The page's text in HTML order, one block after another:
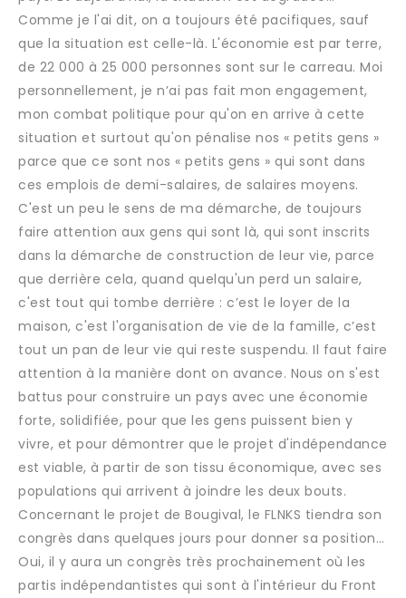
Comme je l'ai dit, on a toujours été pacifiques, sauf
que la situation est celle-là. L'économie est par terre,
de 22 000 à 25 000 personnes sont sur le carreau. Moi
personnellement, je n’ai pas fait mon engagement,
mon combat politique pour qu'on en arrive à cette
situation et surtout qu'on pénalise nos « petits gens »
parce que ce sont nos « petits gens » qui sont dans
ces emplois de demi-salaires, de salaires moyens.
C'est un peu le sens de ma démarche, de toujours
faire attention aux gens qui sont là, qui sont inscrits
dans la démarche de construction de leur vie, parce
que derrière cela, quand quelqu'un perd un salaire,
c'est tout qui tombe derrière : c’est le loyer de la
maison, c'est l'organisation de vie de la famille, c’est
tout un pan de leur vie qui reste suspendu. Il faut faire
attention à la manière dont on avance. Nous on s'est
battus pour construire un pays avec une économie
forte, solidifiée, pour que les gens puissent bien y
vivre, et pour démontrer que le projet d'indépendance
est viable, à partir de son tissu économique, avec ses
populations qui arrivent à joindre les deux bouts.
Concernant le projet de Bougival, le FLNKS tiendra son
congrès dans quelques jours pour donner sa position…
Oui, il y aura un congrès très prochainement où les
partis indépendantistes qui sont à l'intérieur du Front